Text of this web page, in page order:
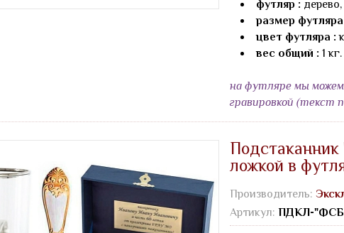
футляр :
размер футляра
цвет футляра :
вес общий : 1 кг.
на футляре мы
гравировкой (текст
ложкой в
Производитель:
Артикул: ПДКЛ-